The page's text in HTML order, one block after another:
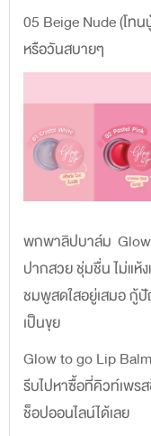
05 Beige Nude (โท
หรือวันสบายๆ
พกพาลิปบาล์ม Glow
ปากสวย ชุ่มชื่น ไม่แห้
ชมพูสดใสอยู่เสมอ กู้
เป็นขุย
Glow to go Lip
รีบไปหาซื้อที่คิวท์เพร
ช็อปออนไลน์ได้เลย